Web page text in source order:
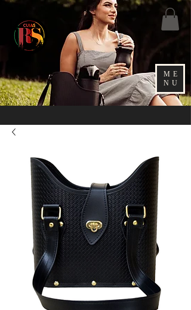
ME
NU